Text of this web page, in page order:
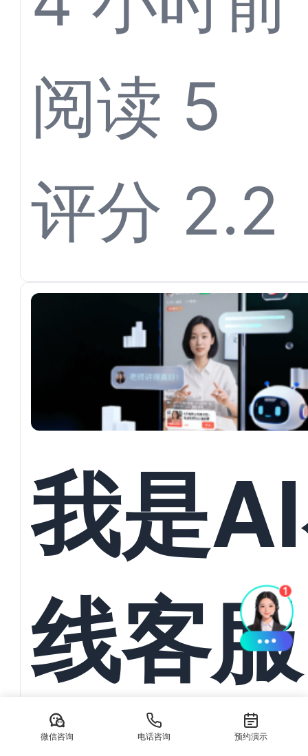
电商
离不
平台
统一
与订
动导入
阅读 5
评分 2.2
我是
线客
AI在线客服系统：本地生活服务离不开抖音/美团私信承接 在数
生活服务商家正面临前所未有的流量竞争压力。无论是餐饮、美
务，消费...
微信咨询 电话咨询 预约演示